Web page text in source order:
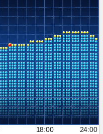
18:00 24:00